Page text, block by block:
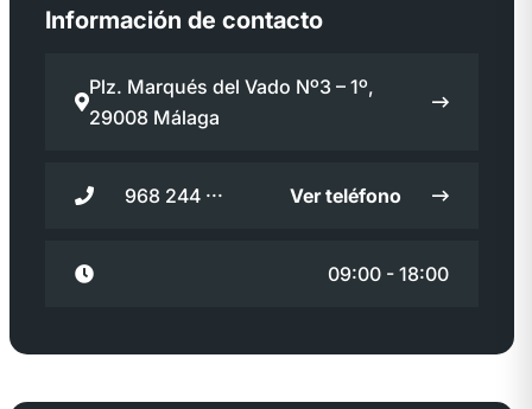
Información de contacto
Plz. Marqués del Vado Nº3 – 1º,
29008 Málaga
968 244 ··· Ver teléfono
09:00 - 18:00